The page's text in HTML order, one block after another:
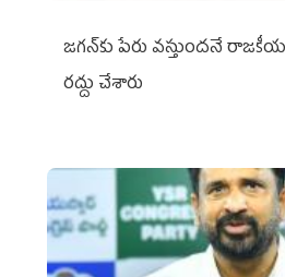
జగన్‌కు పేరు వస్తుందనే రాజకీయ
రద్దు చేశారు